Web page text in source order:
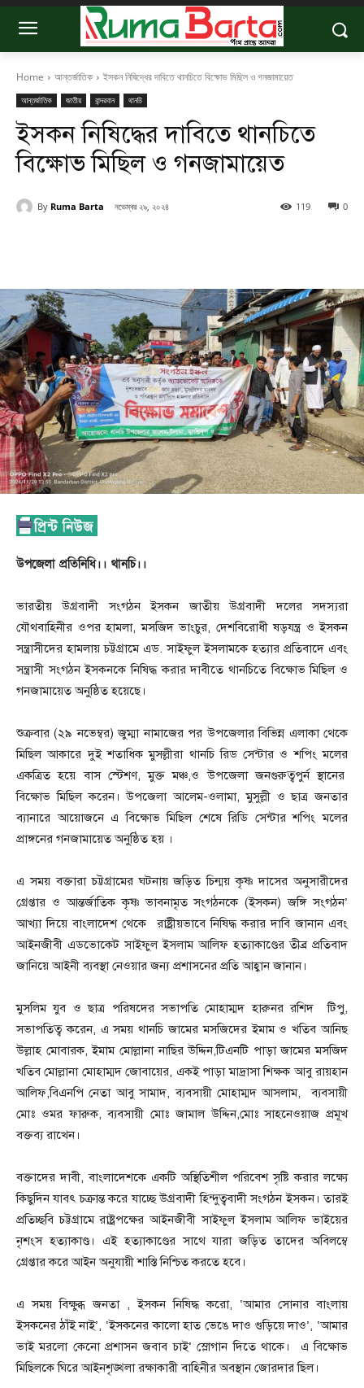
Home আন্তর্জাতিক ইসকন নিষিদ্ধের দাবিতে থানচিতে বিক্ষোভ মিছিল ও গনজামায়েত
আন্তর্জাতিক জাতীয় বান্দরবান থানচি
ইসকন নিষিদ্ধের দাবিতে থানচিতে
বিক্ষোভ মিছিল ও গনজামায়েত
By Ruma Barta নভেম্বর ২৯, ২০২৪ 0
119
উপজেলা প্রতিনিধি।। থানচি।।
ভারতীয় উগ্রবাদী সংগঠন ইসকন জাতীয় উগ্রবাদী দলের সদস্যরা
যৌথবাহিনীর ওপর হামলা, মসজিদ ভাংচুর, দেশবিরোধী ষড়যন্ত্র ও ইসকন
সন্ত্রাসীদের হামলায় চট্টগ্রামে এড. সাইফুল ইসলামকে হত্যার প্রতিবাদে এবং
সন্ত্রাসী সংগঠন ইসকনকে নিষিদ্ধ করার দাবীতে থানচিতে বিক্ষোভ মিছিল ও
গনজামায়েত অনুষ্ঠিত হয়েছে।
শুক্রবার (২৯ নভেম্বর) জুম্মা নামাজের পর উপজেলার বিভিন্ন এলাকা থেকে
মিছিল আকারে দুই শতাধিক মুসল্লীরা থানচি রিড সেন্টার ও শপিং মলের
একত্রিত হয়ে বাস স্টেশণ, মুক্ত মঞ্চ,ও উপজেলা জনগুরুত্বপুর্ন স্থানের
বিক্ষোভ মিছিল করেন। উপজেলা আলেম-ওলামা, মুসুল্লী ও ছাত্র জনতার
ব্যানারে আয়োজনে এ বিক্ষোভ মিছিল শেষে রিডি সেন্টার শপিং মলের
প্রাঙ্গনের গনজামায়েত অনুষ্ঠিত হয় ।
এ সময় বক্তারা চট্টগ্রামের ঘটনায় জড়িত চিন্ময় কৃষ্ণ দাসের অনুসারীদের
গ্রেপ্তার ও আন্তর্জাতিক কৃষ্ণ ভাবনামৃত সংগঠনকে (ইসকন) জঙ্গি সংগঠন’
আখ্যা দিয়ে বাংলাদেশ থেকে রাষ্ট্রীয়ভাবে নিষিদ্ধ করার দাবি জানান এবং
আইনজীবী এডভোকেট সাইফুল ইসলাম আলিফ হত্যাকাণ্ডের তীব্র প্রতিবাদ
জানিয়ে আইনী ব্যবস্থা নেওয়ার জন্য প্রশাসনের প্রতি আহ্বান জানান।
মুসলিম যুব ও ছাত্র পরিষদের সভাপতি মোহাম্মদ হারুনর রশিদ টিপু,
সভাপতিত্ব করেন, এ সময় থানচি জামের মসজিদের ইমাম ও খতিব আনিছ
উল্লাহ মোবারক, ইমাম মোল্লানা নাছির উদ্দিন,টিএনটি পাড়া জামের মসজিদ
খতিব মোল্লানা মোহাম্মদ জোবায়ের, একই পাড়া মাদ্রাসা শিক্ষক আবু রায়হান
আলিফ,বিএনপি নেতা আবু সামাদ, ব্যবসায়ী মোহাম্মদ আসলাম, ব্যবসায়ী
মোঃ ওমর ফারুক, ব্যবসায়ী মোঃ জামাল উদ্দিন,মোঃ সাহনেওয়াজ প্রমূখ
বক্তব্য রাখেন।
বক্তাদের দাবী, বাংলাদেশকে একটি অস্থিতিশীল পরিবেশ সৃষ্টি করার লক্ষ্যে
কিছুদিন যাবৎ চক্রান্ত করে যাচ্ছে উগ্রবাদী হিন্দুত্ববাদী সংগঠন ইসকন। তারই
প্রতিচ্ছবি চট্টগ্রামে রাষ্ট্রপক্ষের আইনজীবী সাইফুল ইসলাম আলিফ ভাইয়ের
নৃশংস হত্যাকাণ্ড। এই হত্যাকাণ্ডের সাথে যারা জড়িত তাদের অবিলম্বে
গ্রেপ্তার করে আইন অনুযায়ী শাস্তি নিশ্চিত করতে হবে।
এ সময় বিক্ষুব্ধ জনতা , ইসকন নিষিদ্ধ করো, ‘আমার সোনার বাংলায়
ইসকনের ঠাঁই নাই’, ‘ইসকনের কালো হাত ভেঙে দাও গুড়িয়ে দাও’, ‘আমার
ভাই মরলো কেনো প্রশাসন জবাব চাই’ স্লোগান দিতে থাকে। এ বিক্ষোভ
মিছিলকে ঘিরে আইনশৃঙ্খলা রক্ষাকারী বাহিনীর অবস্থান জোরদার ছিল।